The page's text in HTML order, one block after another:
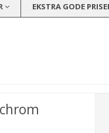
EKSTRA GODE